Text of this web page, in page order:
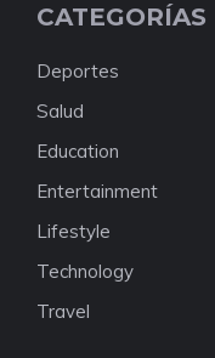
CATEGORÍAS
Deportes
Salud
Education
Entertainment
Lifestyle
Technology
Travel